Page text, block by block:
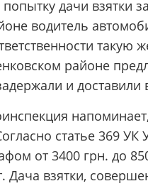
дачи взятки
водитель
районе
и
статье 369
от 3400 грн. до
Дача взятки,